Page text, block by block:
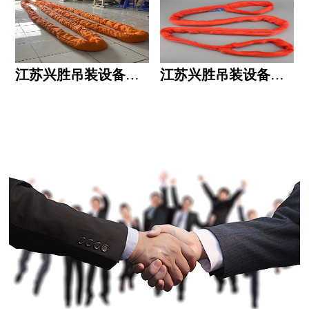
江苏兴胜吊装设备有限公司五大透明 江苏兴胜吊装设备有限公司运作模式